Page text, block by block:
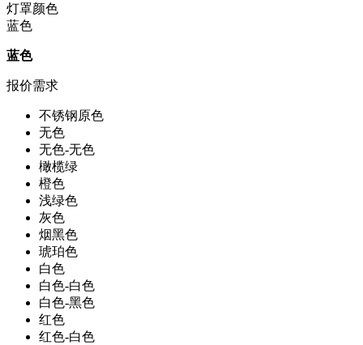
灯罩颜色
蓝色
蓝色
报价需求
不锈钢原色
无色
无色-无色
橄榄绿
橙色
浅绿色
灰色
烟黑色
琥珀色
白色
白色-白色
白色-黑色
红色
红色-白色